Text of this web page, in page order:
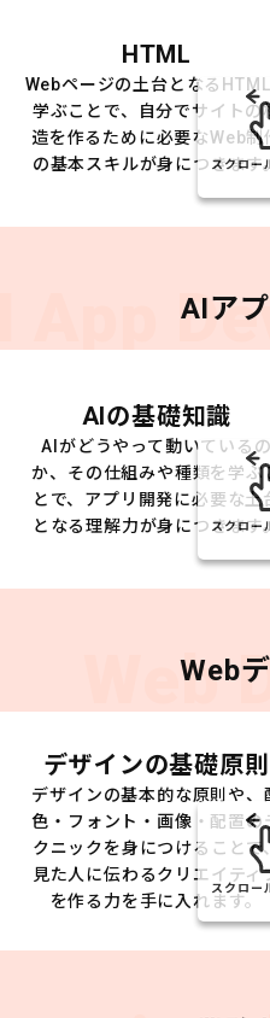
HTML
Webページの土台となる
学ぶことで、自分でサイトの
造を作るために必要なWeb制
の基本スキルが身につきます
スクロー
App AIア
AIの基礎知識
AIがどうやって動いているの
か、その仕組みや種類を学ぶ
とで、アプリ開発に必要な土
となる理解力が身につきます
スクロー
Web
Web
デザインの基礎原則
デザインの基本的な原則や、
色・フォント・画像・配置の
クニックを身につけることで
見た人に伝わるクリエイティ
を作る力を手に入れます。
スクロー